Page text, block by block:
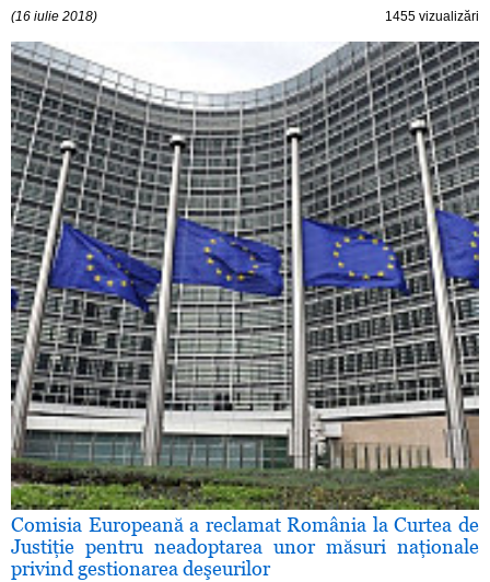
(16 iulie 2018) 1455 vizualizări
Comisia Europeană a reclamat România la Curtea de
Justiţie pentru neadoptarea unor măsuri naţionale
privind gestionarea deşeurilor